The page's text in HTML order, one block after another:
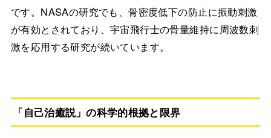
です。NASAの研究でも、骨密度低下の防止に振動刺激
が有効とされており、宇宙飛行士の骨量維持に周波数刺
激を応用する研究が続いています。
「自己治癒説」の科学的根拠と限界